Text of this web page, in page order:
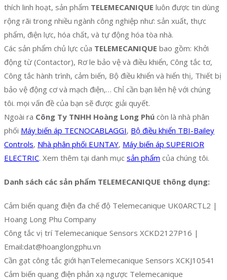
thích linh hoạt, sản phẩm TELEMECANIQUE luôn được tin dùng
rộng rãi trong nhiều ngành công nghiệp như: sản xuất, thực
phẩm, điện lực, hóa chất, và tự động hóa tòa nhà.
Các sản phẩm chủ lực của TELEMECANIQUE bao gồm: Khởi
động từ (Contactor), Rơ le bảo vệ và điều khiển, Công tắc tơ,
Công tắc hành trình, cảm biến, Bộ điều khiển và hiển thị, Thiết bị
bảo vệ động cơ và mạch điện,… Chỉ cần bạn liên hệ với chúng
tôi. mọi vấn đề của bạn sẽ được giải quyết.
Ngoài ra Công Ty TNHH Hoàng Long Phú còn là nhà phân
phối Máy biến áp TECNOCABLAGGI, Bộ điều khiển TBI-Bailey
Controls, Nhà phân phối EUNTAY, Máy biến áp SUPERIOR
ELECTRIC. Xem thêm tại danh mục sản phẩm của chúng tôi.
Danh sách các sản phẩm TELEMECANIQUE thông dụng:
Cảm biến quang điện đa chế độ Telemecanique UK0ARCTL2 |
Hoang Long Phu Company
Công tắc vị trí Telemecanique Sensors XCKD2127P16 |
Email:dat@hoanglongphu.vn
Cần gạt công tắc giới hạnTelemecanique Sensors XCKJ10541
Cảm biến quang điện phản xạ ngược Telemecanique